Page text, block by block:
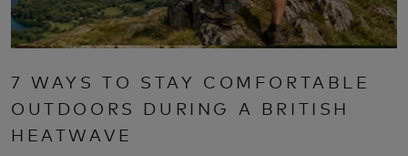
7 WAYS TO STAY COMFORTABLE
OUTDOORS DURING A BRITISH
HEATWAVE